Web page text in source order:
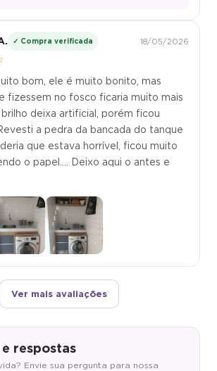
✓ Compra verificada 18/05/2026
bom, ele é muito bonito, mas
fizessem no fosco ficaria muito mais
deixa artificial, porém ficou
a pedra da bancada do tanque
que estava horrível, ficou muito
o papel.... Deixo aqui o antes e
Ver mais avaliações
respostas
Envie sua pergunta para nossa